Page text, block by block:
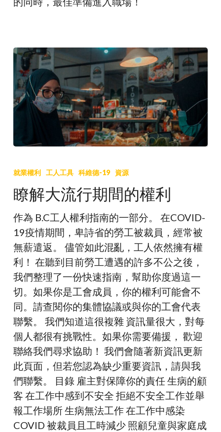
場
臨
的
最
常
見
解
流
行
期
間
的
權
利
就業權利 工人工具 科維德-19 資源
瞭解大流行期間的權利
作為 B.C工人權利指南的一部分。 在COVID-
19疫情期間，卑詩省的勞工被裁員，經常被
無薪遣返。 儘管如此混亂，工人依然擁有權
利！ 在聽到目前勞工遭遇的許多不公之後，
我們整理了一份快速指南，幫助你度過這一
切。如果你是工會成員，你的權利可能會不
同。請查閱你的集體協議或與你的工會代表
聯繫。 我們知道這很複雜 資訊量很大，對每
個人都很有挑戰性。如果你需要備援， 歡迎
聯絡我們尋求協助！ 我們會隨著新資訊更新
此頁面，但若您認為缺少重要資訊，請與我
們聯繫。 目錄 雇主對保障你的責任 生病的顧
客 在工作中感到不安全 拒絕不安全工作並舉
報工作場所 生病無法工作 在工作中感染
COVID 被裁員且工時減少 照顧兒童與家庭成